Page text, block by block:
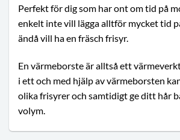
Perfekt för dig som har ont om tid på
enkelt inte vill lägga alltför mycket tid
ändå vill ha en fräsch frisyr.
En värmeborste är alltså ett
i ett och med hjälp av värmeborsten
olika frisyrer och samtidigt ge ditt hår
volym.